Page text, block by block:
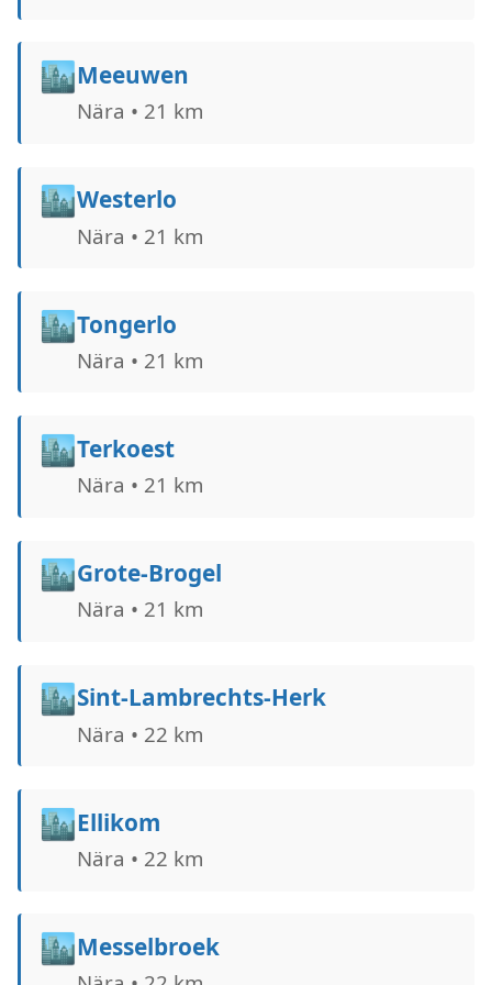
🏙️Meeuwen
Nära • 21 km
🏙️Westerlo
Nära • 21 km
🏙️Tongerlo
Nära • 21 km
🏙️Terkoest
Nära • 21 km
🏙️Grote-Brogel
Nära • 21 km
🏙️Sint-Lambrechts-Herk
Nära • 22 km
🏙️Ellikom
Nära • 22 km
🏙️Messelbroek